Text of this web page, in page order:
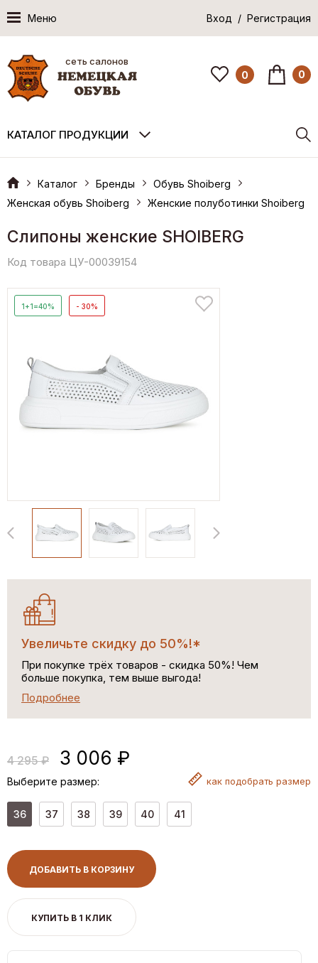
Меню Вход / Регистрация
сеть салонов
0 0
КАТАЛОГ ПРОДУКЦИИ
Каталог Бренды
Обувь Shoiberg
Женская обувь Shoiberg
Женские полуботинки Shoiberg
Слипоны женские SHOIBERG
Код товара ЦУ-00039154
1+1=40% - 30%
Увеличьте скидку до 50%!*
При покупке трёх товаров - скидка 50%! Чем
больше покупка, тем выше выгода!
Подробнее
4 295 ₽ 3 006 ₽
Выберите размер: как подобрать размер
36 37 38 39 40 41
ДОБАВИТЬ В КОРЗИНУ
КУПИТЬ В 1 КЛИК